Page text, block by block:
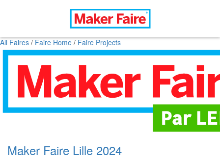
All Faires / Faire Home / Faire Projects
Maker Faire Lille 2024